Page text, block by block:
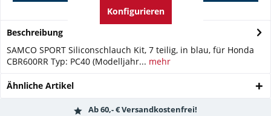
Beschreibung
SAMCO SPORT Siliconschlauch Kit, 7 teilig, in blau, für Honda
CBR600RR Typ: PC40 (Modelljahr... mehr
Ähnliche Artikel
Ab 60,- € Versandkostenfrei!
Konfigurieren